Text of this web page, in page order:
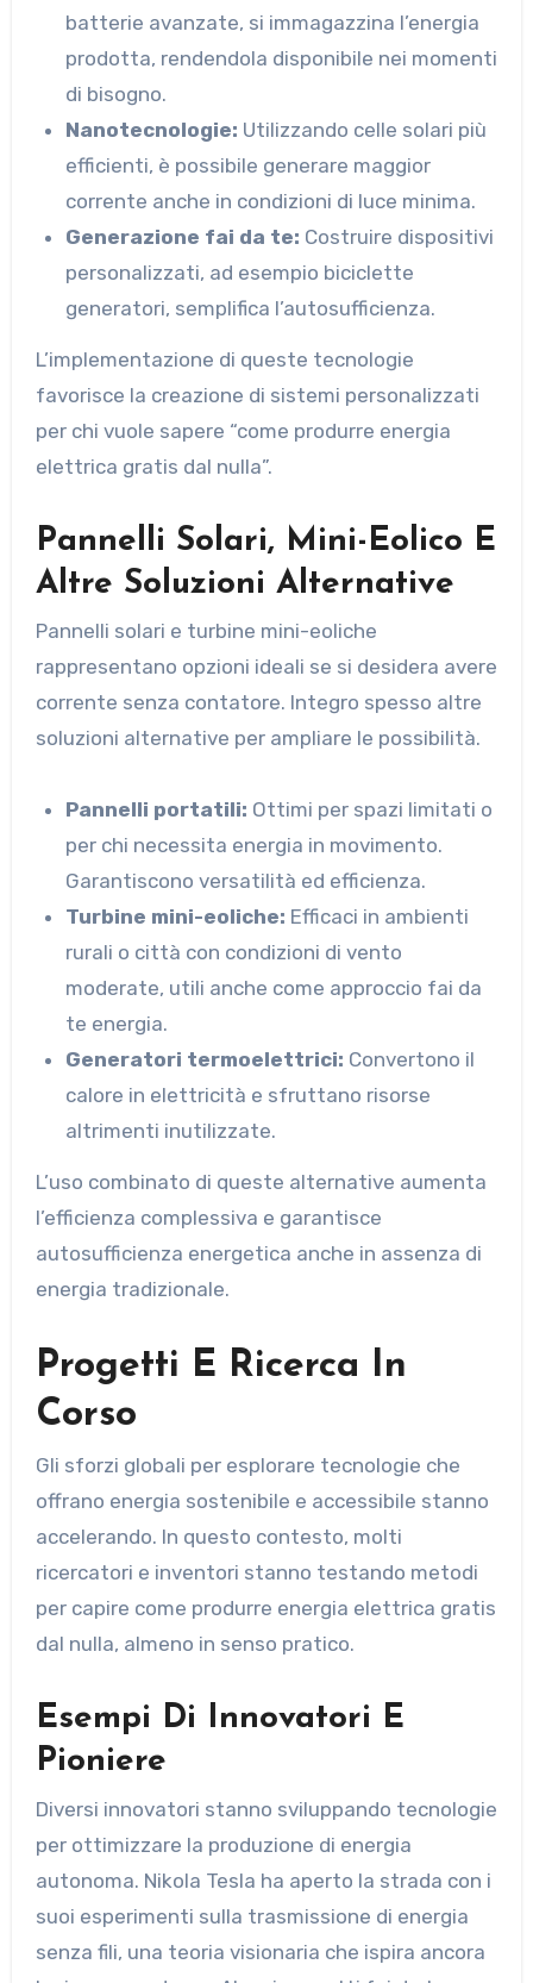
batterie avanzate, si immagazzina l’energia
prodotta, rendendola disponibile nei momenti
di bisogno.
Nanotecnologie: Utilizzando celle solari più
efficienti, è possibile generare maggior
corrente anche in condizioni di luce minima.
Generazione fai da te: Costruire dispositivi
personalizzati, ad esempio biciclette
generatori, semplifica l’autosufficienza.
L’implementazione di queste tecnologie
favorisce la creazione di sistemi personalizzati
per chi vuole sapere “come produrre energia
elettrica gratis dal nulla”.
Pannelli Solari, Mini-Eolico E
Altre Soluzioni Alternative
Pannelli solari e turbine mini-eoliche
rappresentano opzioni ideali se si desidera avere
corrente senza contatore. Integro spesso altre
soluzioni alternative per ampliare le possibilità.
Pannelli portatili: Ottimi per spazi limitati o
per chi necessita energia in movimento.
Garantiscono versatilità ed efficienza.
Turbine mini-eoliche: Efficaci in ambienti
rurali o città con condizioni di vento
moderate, utili anche come approccio fai da
te energia.
Generatori termoelettrici: Convertono il
calore in elettricità e sfruttano risorse
altrimenti inutilizzate.
L’uso combinato di queste alternative aumenta
l’efficienza complessiva e garantisce
autosufficienza energetica anche in assenza di
energia tradizionale.
Progetti E Ricerca In
Corso
Gli sforzi globali per esplorare tecnologie che
offrano energia sostenibile e accessibile stanno
accelerando. In questo contesto, molti
ricercatori e inventori stanno testando metodi
per capire come produrre energia elettrica gratis
dal nulla, almeno in senso pratico.
Esempi Di Innovatori E
Pioniere
Diversi innovatori stanno sviluppando tecnologie
per ottimizzare la produzione di energia
autonoma. Nikola Tesla ha aperto la strada con i
suoi esperimenti sulla trasmissione di energia
senza fili, una teoria visionaria che ispira ancora